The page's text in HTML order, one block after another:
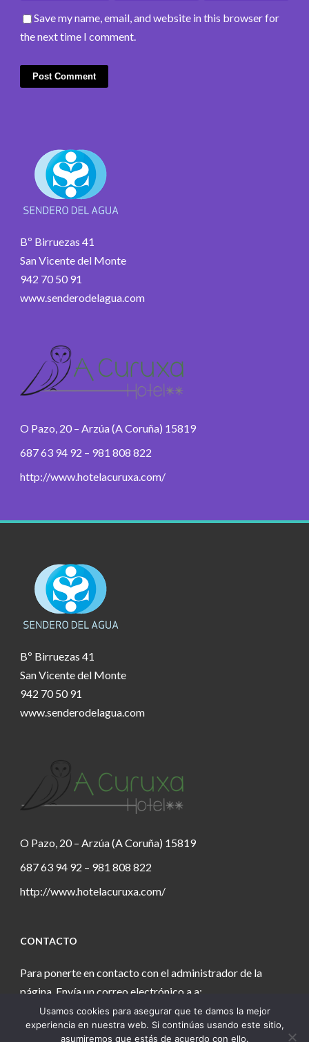
Save my name, email, and website in this browser for
the next time I comment.
Bº Birruezas 41
San Vicente del Monte
942 70 50 91
www.senderodelagua.com
O Pazo, 20 – Arzúa (A Coruña) 15819
687 63 94 92 – 981 808 822
http://www.hotelacuruxa.com/
Bº Birruezas 41
San Vicente del Monte
942 70 50 91
www.senderodelagua.com
O Pazo, 20 – Arzúa (A Coruña) 15819
687 63 94 92 – 981 808 822
http://www.hotelacuruxa.com/
CONTACTO
Para ponerte en contacto con el administrador de la
página. Envía un correo electrónico a a:
estanochetecuento@gmail.com
Usamos cookies para asegurar que te damos la mejor
experiencia en nuestra web. Si continúas usando este sitio,
asumiremos que estás de acuerdo con ello.